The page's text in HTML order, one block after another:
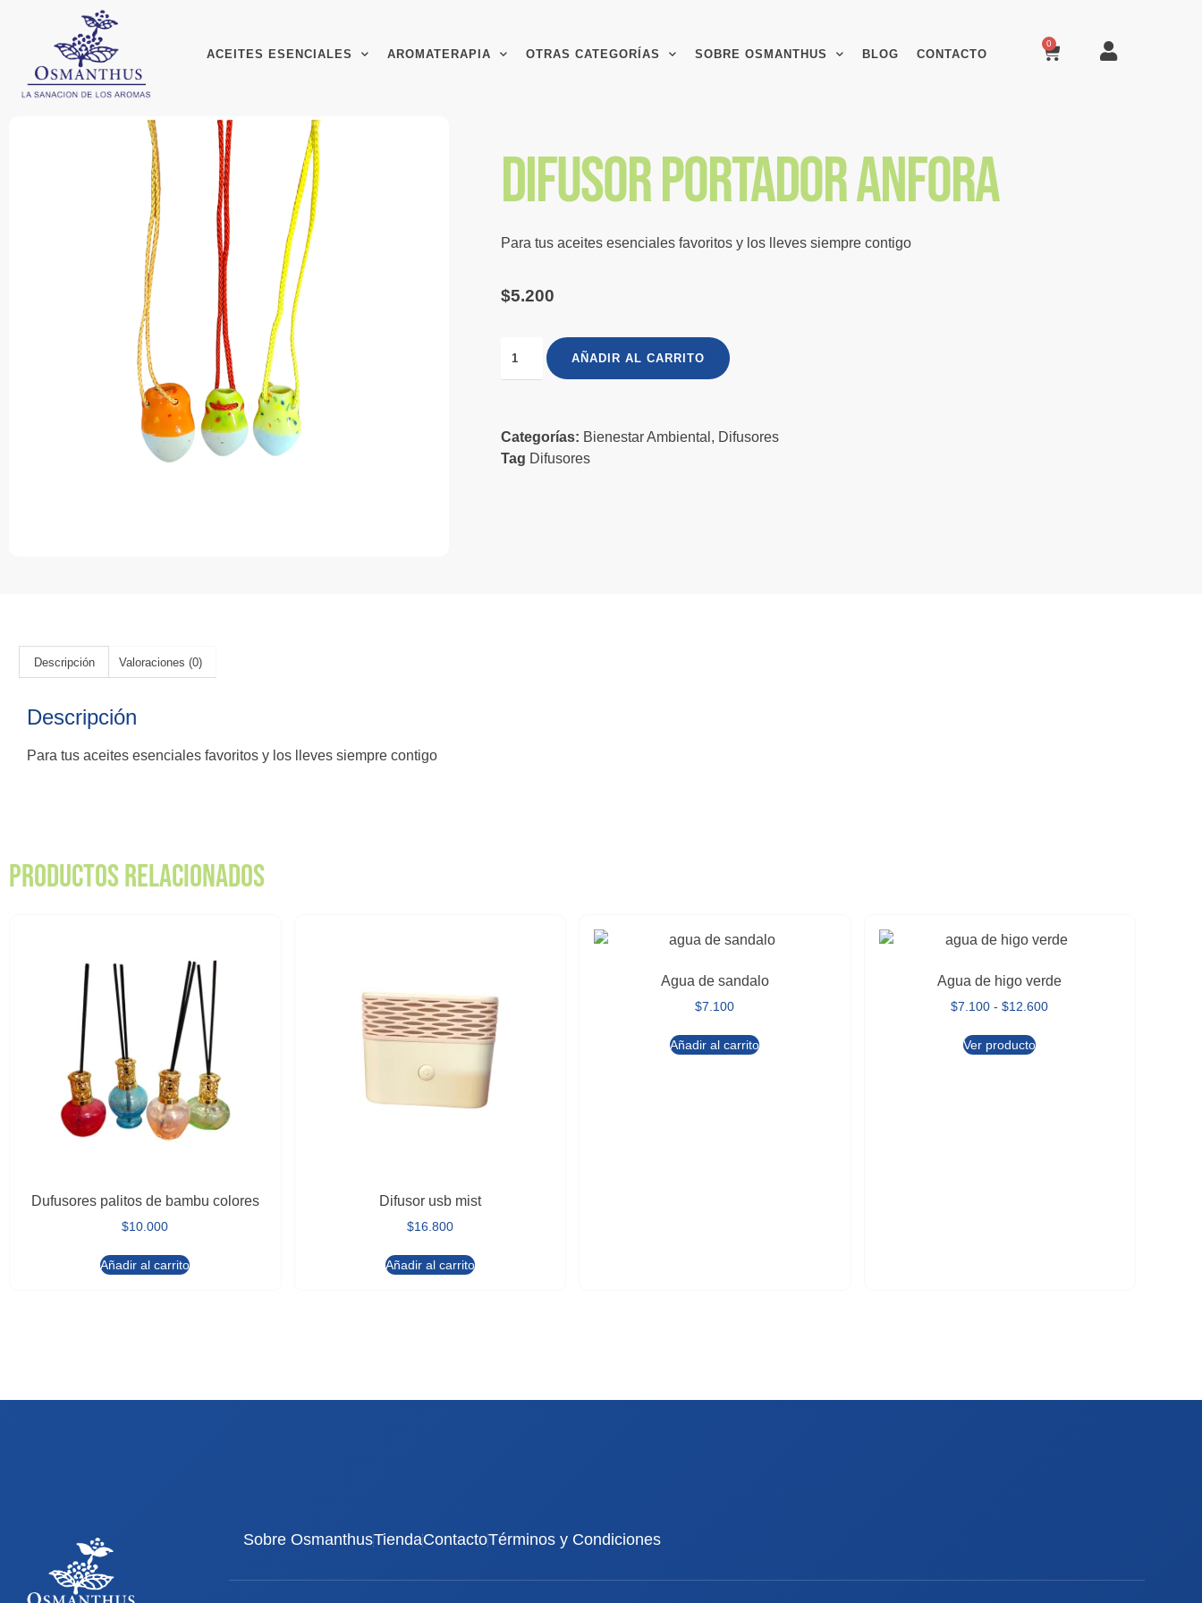
ACEITES ESENCIALES AROMATERAPIA OTRAS CATEGORÍAS SOBRE OSMANTHUS BLOG CONTACTO
0
Difusor portador anfora
Para tus aceites esenciales favoritos y los lleves siempre contigo
$5.200
AÑADIR AL CARRITO
Categorías: Bienestar Ambiental , Difusores
Tag Difusores
Descripción Valoraciones (0)
Descripción
Para tus aceites esenciales favoritos y los lleves siempre contigo
Productos relacionados
Dufusores palitos de bambu colores
$10.000
Añadir al carrito
Difusor usb mist
$16.800
Añadir al carrito
Agua de sandalo
$7.100
Añadir al carrito
Agua de higo verde
$7.100 - $12.600
Ver producto
Sobre OsmanthusTiendaContactoTérminos y Condiciones